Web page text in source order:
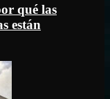
qué las
están